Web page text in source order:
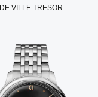
DE VILLE TRESOR